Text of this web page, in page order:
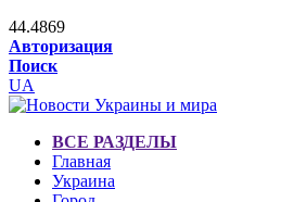
44.4869
Авторизация
Поиск
UA
ВСЕ РАЗДЕЛЫ
Главная
Украина